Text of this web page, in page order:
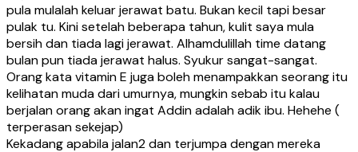
pula mulalah keluar jerawat batu. Bukan kecil tapi besar
pulak tu. Kini setelah beberapa tahun, kulit saya mula
bersih dan tiada lagi jerawat. Alhamdulillah time datang
bulan pun tiada jerawat halus. Syukur sangat-sangat.
Orang kata vitamin E juga boleh menampakkan seorang itu
kelihatan muda dari umurnya, mungkin sebab itu kalau
berjalan orang akan ingat Addin adalah adik ibu. Hehehe (
terperasan sekejap)
Kekadang apabila jalan2 dan terjumpa dengan mereka